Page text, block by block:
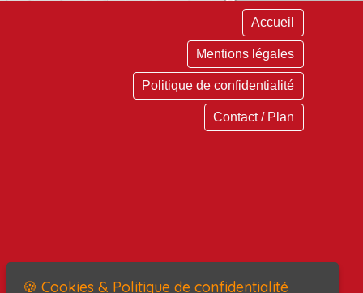
Accueil
Mentions légales
Politique de confidentialité
Contact / Plan
🍪 Cookies & Politique de confidentialité